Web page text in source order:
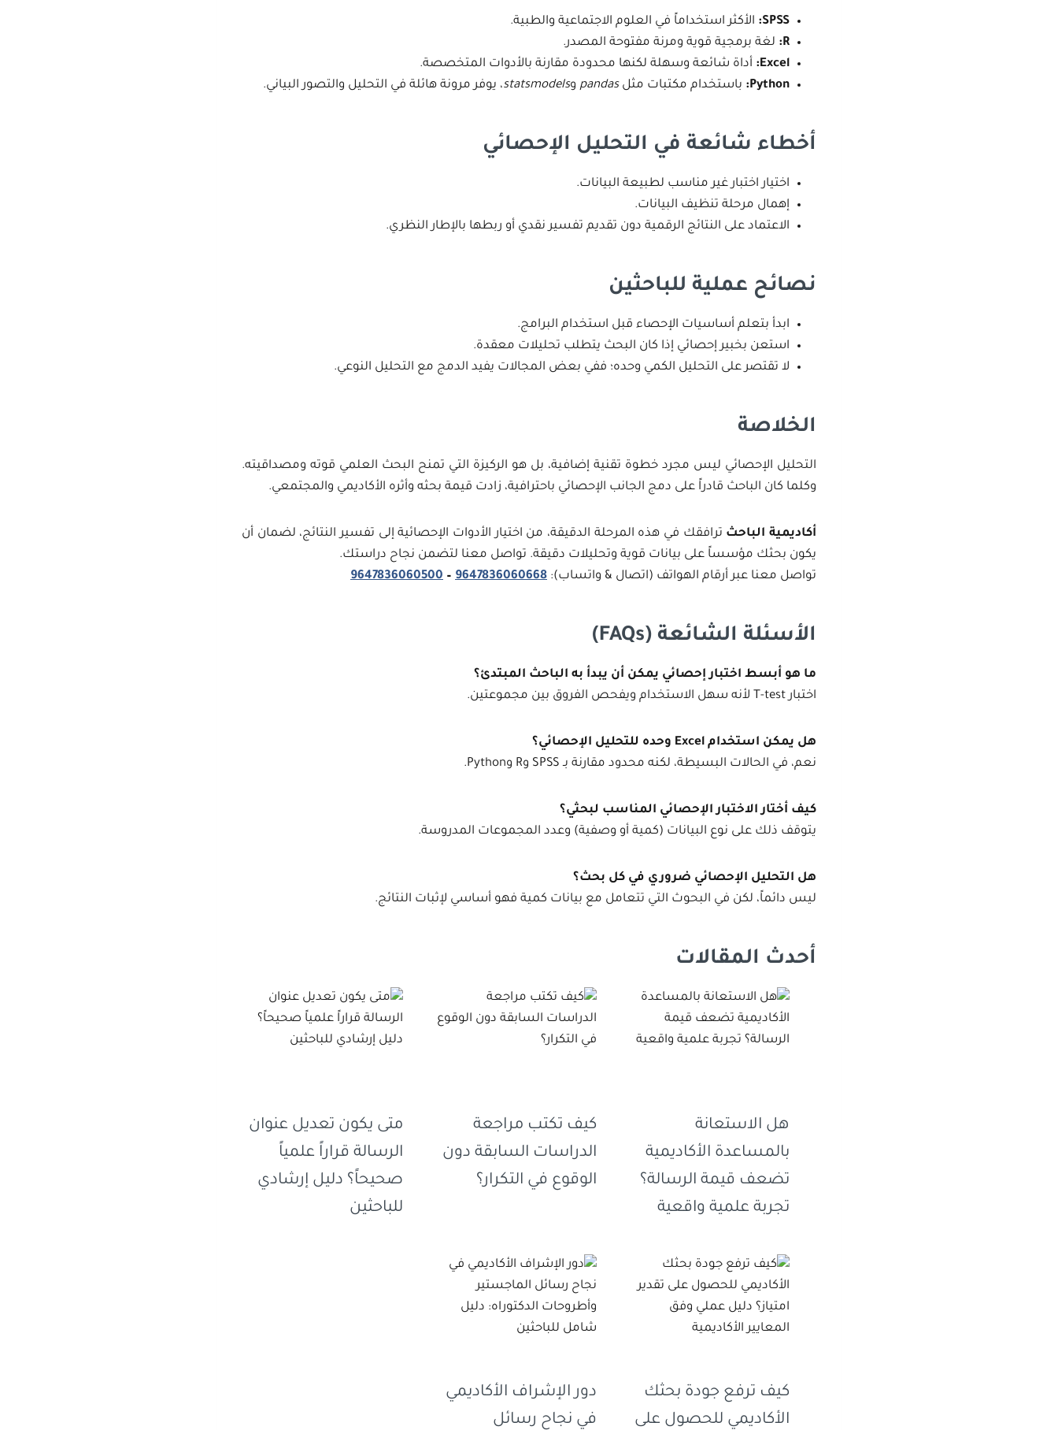
SPSS:
الأكثر استخداماً في العلوم الاجتماعية والطبية.
R:
لغة برمجية قوية ومرنة مفتوحة المصدر.
Excel:
أداة شائعة وسهلة لكنها محدودة مقارنة بالأدوات المتخصصة.
Python:
باستخدام مكتبات مثلpandas وstatsmodels، يوفر مرونة هائلة في التحليل والتصور البياني.
أخطاء شائعة في التحليل الإحصائي
اختيار اختبار غير مناسب لطبيعة البيانات.
إهمال مرحلة تنظيف البيانات.
الاعتماد على النتائج الرقمية دون تقديم تفسير نقدي أو ربطها بالإطار النظري.
نصائح عملية للباحثين
ابدأ بتعلم أساسيات الإحصاء قبل استخدام البرامج.
استعن بخبير إحصائي إذا كان البحث يتطلب تحليلات معقدة.
لا تقتصر على التحليل الكمي وحده؛ ففي بعض المجالات يفيد الدمج مع التحليل النوعي.
الخلاصة
التحليل الإحصائي ليس مجرد خطوة تقنية إضافية، بل هو الركيزة التي تمنح البحث العلمي قوته ومصداقيته.
وكلما كان الباحث قادراً على دمج الجانب الإحصائي باحترافية، زادت قيمة بحثه وأثره الأكاديمي والمجتمعي.
أكاديمية الباحث ترافقك في هذه المرحلة الدقيقة، من اختيار الأدوات الإحصائية إلى تفسير النتائج، لضمان أن
يكون بحثك مؤسساً على بيانات قوية وتحليلات دقيقة. تواصل معنا لتضمن نجاح دراستك.
تواصل معنا عبر أرقام الهواتف (اتصال & واتساب): 9647836060668
–
9647836060500
الأسئلة الشائعة (FAQs)
ما هو أبسط اختبار إحصائي يمكن أن يبدأ به الباحث المبتدئ؟
اختبار T-test لأنه سهل الاستخدام ويفحص الفروق بين مجموعتين.
هل يمكن استخدام
وحده للتحليل الإحصائي؟
نعم، في الحالات البسيطة، لكنه محدود مقارنة بـ SPSS وR وPython.
كيف أختار الاختبار الإحصائي المناسب لبحثي؟
يتوقف ذلك على نوع البيانات (كمية أو وصفية) وعدد المجموعات المدروسة.
هل التحليل الإحصائي ضروري في كل بحث؟
ليس دائماً، لكن في البحوث التي تتعامل مع بيانات كمية فهو أساسي لإثبات النتائج.
أحدث المقالات
هل الاستعانة
بالمساعدة الأكاديمية
تضعف قيمة الرسالة؟
تجربة علمية واقعية
كيف تكتب مراجعة
الدراسات السابقة دون
الوقوع في التكرار؟
متى يكون تعديل عنوان
الرسالة قراراً علمياً
صحيحاً؟ دليل إرشادي
للباحثين
كيف ترفع جودة بحثك
الأكاديمي للحصول على
دور الإشراف الأكاديمي
في نجاح رسائل